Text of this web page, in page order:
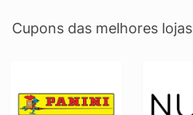
Cupons das melhores lojas